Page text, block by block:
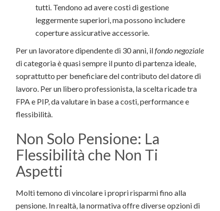
tutti. Tendono ad avere costi di gestione
leggermente superiori, ma possono includere
coperture assicurative accessorie.
Per un lavoratore dipendente di 30 anni, ilfondo negoziale
di categoria è quasi sempre il punto di partenza ideale,
soprattutto per beneficiare del contributo del datore di
lavoro. Per un libero professionista, la scelta ricade tra
FPA e PIP, da valutare in base a costi, performance e
flessibilità.
Non Solo Pensione: La
Flessibilità che Non Ti
Aspetti
Molti temono di vincolare i propri risparmi fino alla
pensione. In realtà, la normativa offre diverse opzioni di